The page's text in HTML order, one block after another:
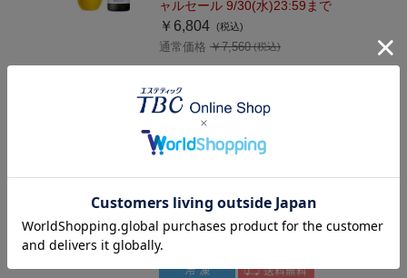
ャルセール 9/30(水)23:59まで
￥6,804
通常価格 ￥7,560
TBC PRENITY プレニティ ホワイトイ
ンR_30mL×10本入
毎日に彩りを与え、内側から光輝く美しさをサ
ポートする美容ドリンク
￥5,940